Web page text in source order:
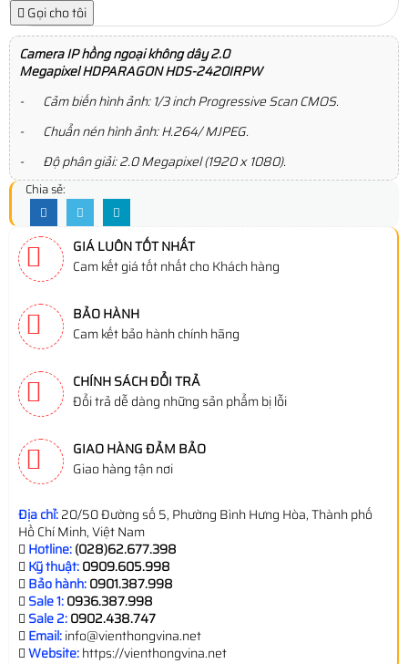
Gọi cho tôi
Camera IP hồng ngoại không dây 2.0
Megapixel HDPARAGONHDS-2420IRPW
- Cảm biến hình ảnh: 1/3 inch Progressive Scan CMOS.
- Chuẩn nén hình ảnh: H.264/ MJPEG.
- Độ phân giải: 2.0 Megapixel (1920 x 1080).
Chia sẻ:
GIÁ LUÔN TỐT NHẤT
Cam kết giá tốt nhất cho Khách hàng
BẢO HÀNH
Cam kết bảo hành chính hãng
CHÍNH SÁCH ĐỔI TRẢ
Đổi trả dễ dàng những sản phẩm bị lỗi
GIAO HÀNG ĐẢM BẢO
Giao hàng tận nơi
Địa chỉ:20/50 Đường số 5, Phường Bình Hưng Hòa, Thành phố
Hồ Chí Minh, Việt Nam
Hotline:(028)62.677.398
Kỹ thuật:0909.605.998
Bảo hành:0901.387.998
Sale 1:0936.387.998
Sale 2:0902.438.747
Email:info@vienthongvina.net
Website:https://vienthongvina.net